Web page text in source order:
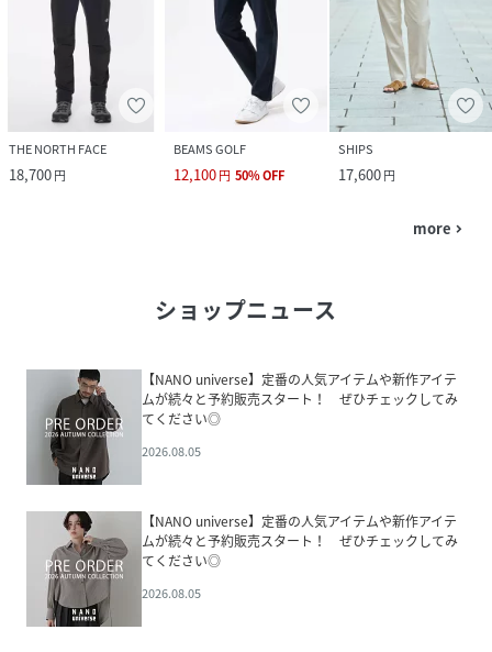
THE NORTH FACE
18,700円
BEAMS GOLF
12,100円 50%OFF
SHIPS
17,600円
more navigate_next
ショップニュース
【NANO universe】定番の人気アイテムや新作アイテ
ムが続々と予約販売スタート！ ぜひチェックしてみ
てください◎
2026.08.05
【NANO universe】定番の人気アイテムや新作アイテ
ムが続々と予約販売スタート！ ぜひチェックしてみ
てください◎
2026.08.05